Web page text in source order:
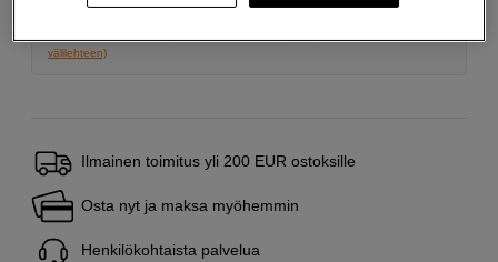
välilehteen)
Ilmainen toimitus yli 200 EUR ostoksille
Osta nyt ja maksa myöhemmin
Henkilökohtaista palvelua